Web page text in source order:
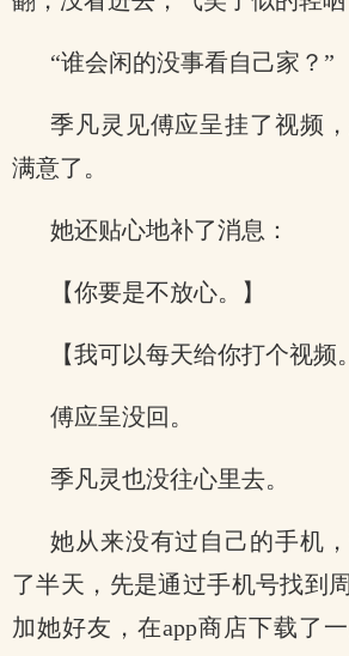
“谁会闲的没事看自己家？”
季凡灵见傅应呈挂了视频
满意了。
她还贴心地补了消息：
【你要是不放心。】
【我可以每天给你打个视频
傅应呈没回。
季凡灵也没往心里去。
她从来没有过自己的手机
了半天，先是通过手机号找到
加她好友，在app商店下载了